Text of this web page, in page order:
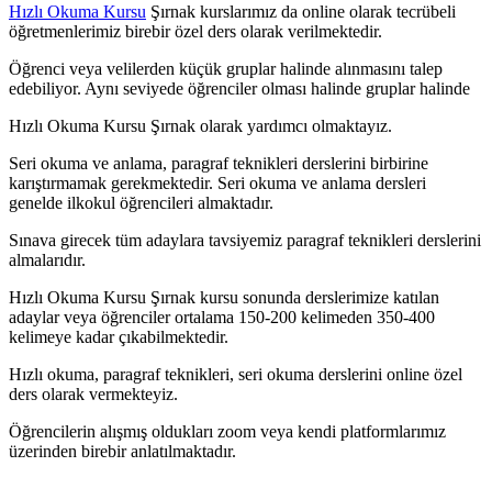
Hızlı Okuma Kursu Şırnak kurslarımız da online olarak tecrübeli
öğretmenlerimiz birebir özel ders olarak verilmektedir.
Öğrenci veya velilerden küçük gruplar halinde alınmasını talep
edebiliyor. Aynı seviyede öğrenciler olması halinde gruplar halinde
Hızlı Okuma Kursu Şırnak olarak yardımcı olmaktayız.
Seri okuma ve anlama, paragraf teknikleri derslerini birbirine
karıştırmamak gerekmektedir. Seri okuma ve anlama dersleri
genelde ilkokul öğrencileri almaktadır.
Sınava girecek tüm adaylara tavsiyemiz paragraf teknikleri derslerini
almalarıdır.
Hızlı Okuma Kursu Şırnak kursu sonunda derslerimize katılan
adaylar veya öğrenciler ortalama 150-200 kelimeden 350-400
kelimeye kadar çıkabilmektedir.
Hızlı okuma, paragraf teknikleri, seri okuma derslerini online özel
ders olarak vermekteyiz.
Öğrencilerin alışmış oldukları zoom veya kendi platformlarımız
üzerinden birebir anlatılmaktadır.